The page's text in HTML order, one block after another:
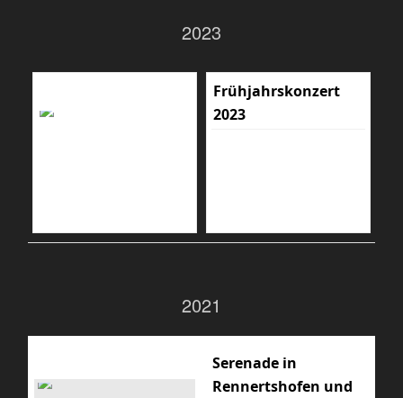
2023
Frühjahrskonzert
2023
2021
Serenade in
Rennertshofen und